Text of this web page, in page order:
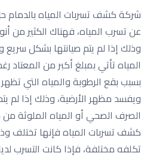
شركة كشف تسربات المياه
عن تسرب المياه، فهناك الكثير من
وذلك إذا لم يتم صيانتها بشكل سريع
المياه تأتي بمبلغ أكبر من
بسبب بقع الرطوبة والمياه التي
ويفسد مظهر الأرضية، وذلك إذا لم
الصرف الصحي أو المياه الملوثة من
كشف تسربات المياه فإنها تختلف
تكلفه مختلفة، فإذا كانت التسرب